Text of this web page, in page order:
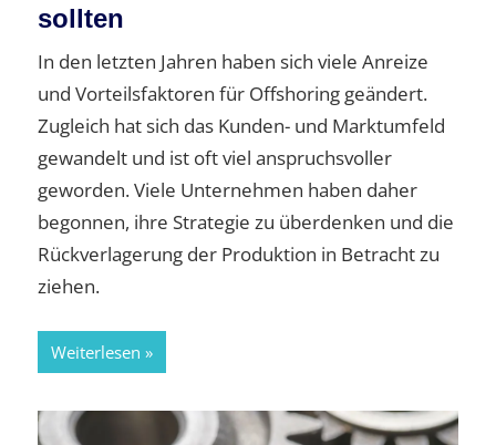
sollten
In den letzten Jahren haben sich viele Anreize
und Vorteilsfaktoren für Offshoring geändert.
Zugleich hat sich das Kunden- und Marktumfeld
gewandelt und ist oft viel anspruchsvoller
geworden. Viele Unternehmen haben daher
begonnen, ihre Strategie zu überdenken und die
Rückverlagerung der Produktion in Betracht zu
ziehen.
Weiterlesen